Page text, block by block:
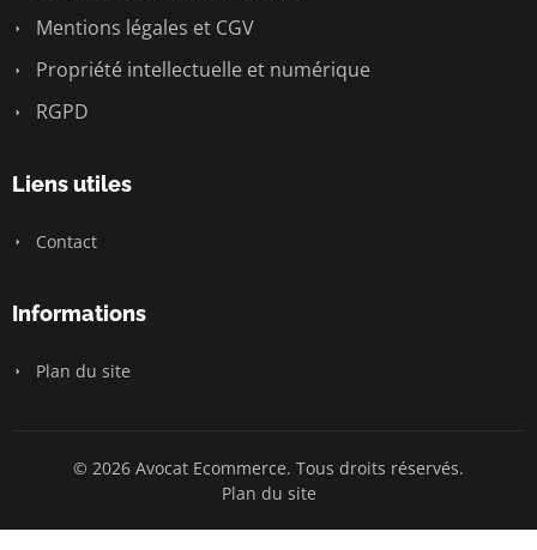
Mentions légales et CGV
Propriété intellectuelle et numérique
RGPD
Liens utiles
Contact
Informations
Plan du site
© 2026 Avocat Ecommerce. Tous droits réservés.
Plan du site